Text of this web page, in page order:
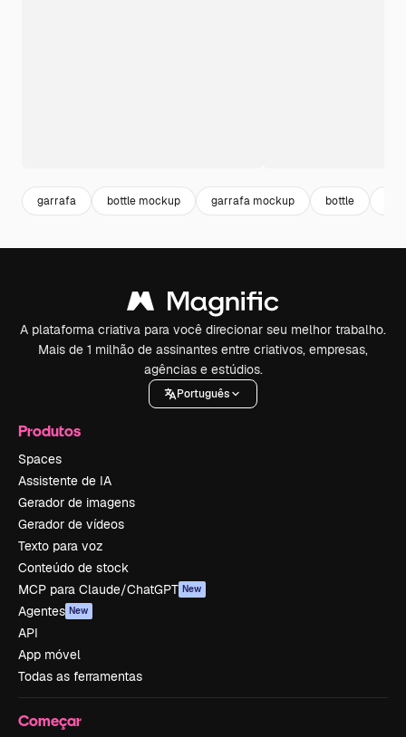
garrafa bottle mockup garrafa mockup bottle
A plataforma criativa para você direcionar seu melhor trabalho.
Mais de 1 milhão de assinantes entre criativos, empresas,
agências e estúdios.
Português
Produtos
Spaces
Assistente de IA
Gerador de imagens
Gerador de vídeos
Texto para voz
Conteúdo de stock
MCP para Claude/ChatGPT New
Agentes New
API
App móvel
Todas as ferramentas
Começar